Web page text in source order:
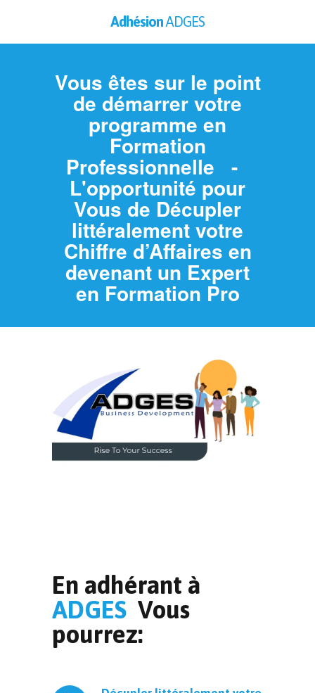
AdhésionADGES
Vous êtes sur le point
de démarrer votre
programme en
Formation
Professionnelle -
L'opportunité pour
Vous de Décupler
littéralement votre
Chiffre d’Affaires en
devenant un Expert
en Formation Pro
En adhérant à
ADGES Vous
pourrez: